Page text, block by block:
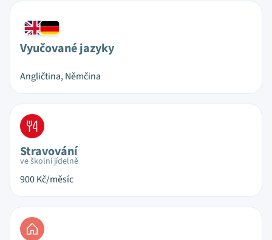
Vyučované jazyky
Angličtina, Němčina
Stravování
ve školní jídelně
900Kč/měsíc